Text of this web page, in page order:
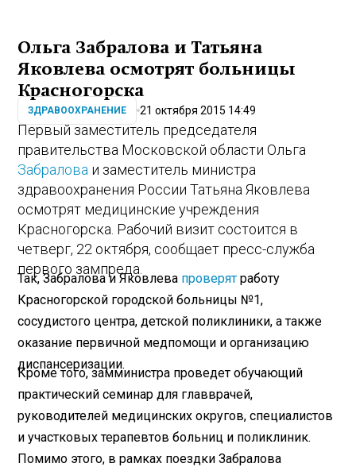
Ольга Забралова и Татьяна
Яковлева осмотрят больницы
Красногорска
ЗДРАВООХРАНЕНИЕ 21 октября 2015 14:49
Первый заместитель председателя
правительства Московской области Ольга
Забралова и заместитель министра
здравоохранения России Татьяна Яковлева
осмотрят медицинские учреждения
Красногорска. Рабочий визит состоится в
четверг, 22 октября, сообщает пресс-служба
первого зампреда.
Так, Забралова и Яковлева проверят работу
Красногорской городской больницы №1,
сосудистого центра, детской поликлиники, а также
оказание первичной медпомощи и организацию
диспансеризации.
Кроме того, замминистра проведет обучающий
практический семинар для главврачей,
руководителей медицинских округов, специалистов
и участковых терапевтов больниц и поликлиник.
Помимо этого, в рамках поездки Забралова